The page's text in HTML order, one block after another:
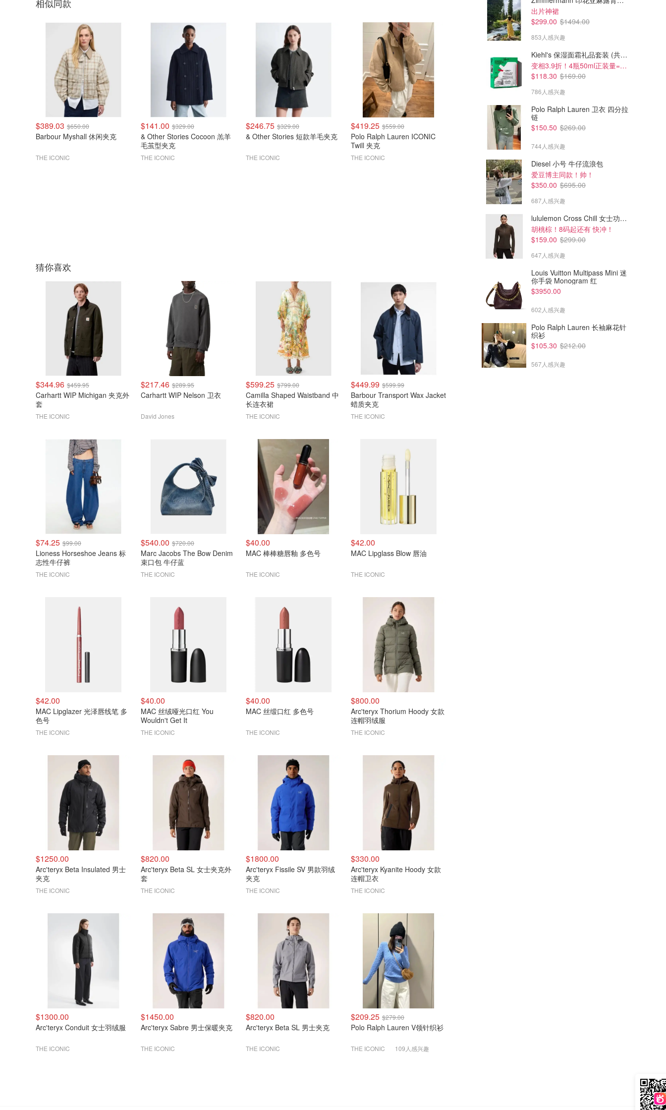
相似同款
$389.03 $650.00
Barbour Myshall 休闲夹克
THE ICONIC
$141.00 $329.00
& Other Stories Cocoon 羔羊
毛茧型夹克
THE ICONIC
$246.75 $329.00
& Other Stories 短款羊毛夹克
THE ICONIC
$419.25 $559.00
Polo Ralph Lauren ICONIC
Twill 夹克
THE ICONIC
$350.00
The North Face Reign On 夹
$119.96
猜你喜欢
$344.96 $459.95
Carhartt WIP Michigan 夹克外
套
THE ICONIC
$217.46 $289.95
Carhartt WIP Nelson 卫衣
David Jones
$599.25 $799.00
Camilla Shaped Waistband 中
长连衣裙
THE ICONIC
$449.99 $599.99
Barbour Transport Wax Jacket
蜡质夹克
THE ICONIC
$74.25 $99.00
Lioness Horseshoe Jeans 标
志性牛仔裤
THE ICONIC
$540.00 $720.00
Marc Jacobs The Bow Denim
束口包 牛仔蓝
THE ICONIC
$40.00
MAC 棒棒糖唇釉 多色号
THE ICONIC
$42.00
MAC Lipglass Blow 唇油
THE ICONIC
$42.00
MAC Lipglazer 光泽唇线笔 多
色号
THE ICONIC
$40.00
MAC 丝绒哑光口红 You
Wouldn't Get It
THE ICONIC
$40.00
MAC 丝缎口红 多色号
THE ICONIC
$800.00
Arc'teryx Thorium Hoody 女款
连帽羽绒服
THE ICONIC
$1250.00
Arc'teryx Beta Insulated 男士
夹克
THE ICONIC
$820.00
Arc'teryx Beta SL 女士夹克外
套
THE ICONIC
$1800.00
Arc'teryx Fissile SV 男款羽绒
夹克
THE ICONIC
$330.00
Arc'teryx Kyanite Hoody 女款
连帽卫衣
THE ICONIC
$1300.00
Arc'teryx Conduit 女士羽绒服
THE ICONIC
$1450.00
Arc'teryx Sabre 男士保暖夹克
THE ICONIC
$820.00
Arc'teryx Beta SL 男士夹克
THE ICONIC
$209.25 $279.00
Polo Ralph Lauren V领针织衫
THE ICONIC 109人感兴趣
出片神裙
$299.00 $1494.00
853人感兴趣
Kiehl's 保湿面霜礼品套装 (共200ml)
变相3.9折！4瓶50ml正装量=$29/瓶
$118.30 $169.00
786人感兴趣
Polo Ralph Lauren 卫衣 四分拉
链
$150.50 $269.00
744人感兴趣
Diesel 小号 牛仔流浪包
爱豆博主同款！帅！
$350.00 $695.00
687人感兴趣
lululemon Cross Chill 女士功能夹克
胡桃棕！8码起还有 快冲！
$159.00 $299.00
647人感兴趣
Louis Vuitton Multipass Mini 迷
你手袋 Monogram 红
$3950.00
602人感兴趣
Polo Ralph Lauren 长袖麻花针
织衫
$105.30 $212.00
567人感兴趣